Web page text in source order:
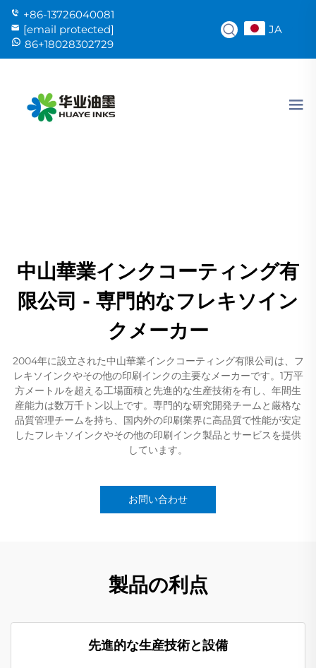
+86-13726040081
[email protected]
86+18028302729
JA
中山華業インクコーティング有
限公司 - 専門的なフレキソイン
クメーカー
2004年に設立された中山華業インクコーティング有限公司は、フ
レキソインクやその他の印刷インクの主要なメーカーです。1万平
方メートルを超える工場面積と先進的な生産技術を有し、年間生
産能力は数万千トン以上です。専門的な研究開発チームと厳格な
品質管理チームを持ち、国内外の印刷業界に高品質で性能が安定
したフレキソインクやその他の印刷インク製品とサービスを提供
しています。
お問い合わせ
製品の利点
先進的な生産技術と設備